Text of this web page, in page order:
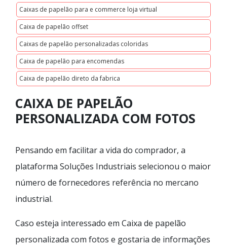
Caixas de papelão para e commerce loja virtual
Caixa de papelão offset
Caixas de papelão personalizadas coloridas
Caixa de papelão para encomendas
Caixa de papelão direto da fabrica
CAIXA DE PAPELÃO
PERSONALIZADA COM FOTOS
Pensando em facilitar a vida do comprador, a
plataforma Soluções Industriais selecionou o maior
número de fornecedores referência no mercano
industrial.
Caso esteja interessado em Caixa de papelão
personalizada com fotos e gostaria de informações